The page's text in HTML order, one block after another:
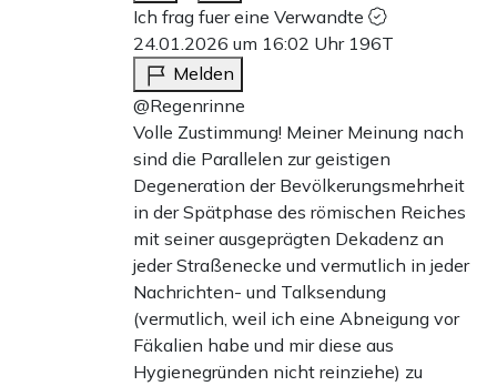
Ich frag fuer eine Verwandte
24.01.2026 um 16:02 Uhr 196T
Melden
@Regenrinne
Volle Zustimmung! Meiner Meinung nach
sind die Parallelen zur geistigen
Degeneration der Bevölkerungsmehrheit
in der Spätphase des römischen Reiches
mit seiner ausgeprägten Dekadenz an
jeder Straßenecke und vermutlich in jeder
Nachrichten- und Talksendung
(vermutlich, weil ich eine Abneigung vor
Fäkalien habe und mir diese aus
Hygienegründen nicht reinziehe) zu